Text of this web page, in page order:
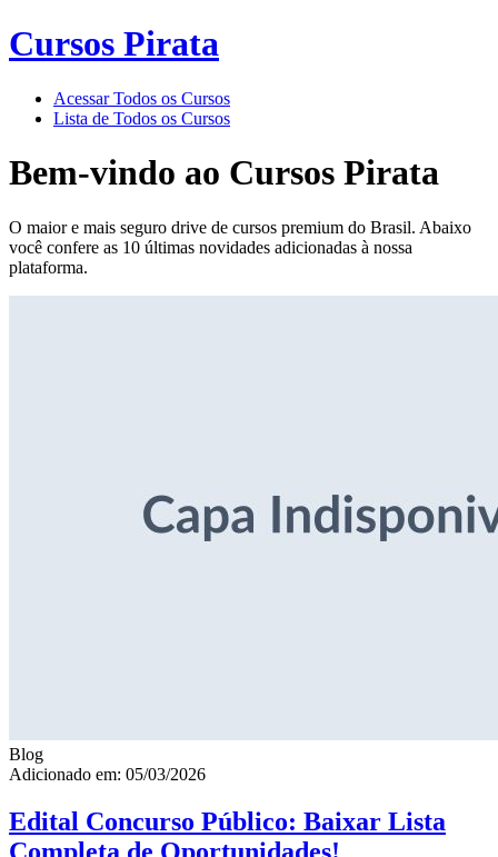
Cursos Pirata
Acessar Todos os Cursos
Lista de Todos os Cursos
Bem-vindo ao Cursos Pirata
O maior e mais seguro drive de cursos premium do Brasil. Abaixo
você confere as 10 últimas novidades adicionadas à nossa
plataforma.
Blog
Adicionado em: 05/03/2026
Edital Concurso Público: Baixar Lista
Completa de Oportunidades!